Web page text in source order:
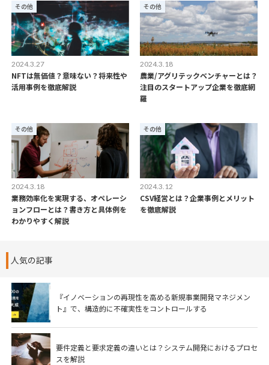
その他
2024.3.27
NFTは無価値？意味ない？将来性や
活用事例を徹底解説
その他
2024.3.18
農業/アグリテックベンチャーとは？
注目のスタートアップ企業を徹底網
羅
その他
2024.3.18
業務効率化を実現する、オペレーシ
ョンフローとは？書き方と具体例を
わかりやすく解説
その他
2024.3.12
CSV経営とは？企業事例とメリット
を徹底解説
人気の記事
『イノベーションの再現性を高める新規事業開発マネジメン
ト』で、構造的に不確実性をコントロールする
要件定義と要求定義の違いとは？システム開発におけるプロセ
スを解説